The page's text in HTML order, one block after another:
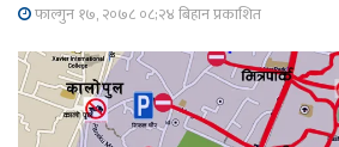
फाल्गुन १७, २०७८ ०८;२४ बिहान प्रकाशित